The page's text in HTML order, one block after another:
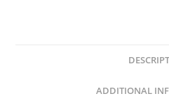
ADDITIONAL